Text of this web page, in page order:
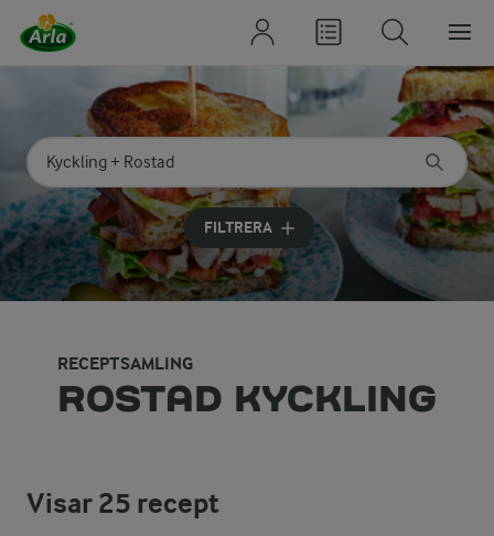
Sök på kategori eller ingrediens
Skriv in sökord för att få förslag
FILTRERA
RECEPTSAMLING
ROSTAD KYCKLING
Visar25 recept